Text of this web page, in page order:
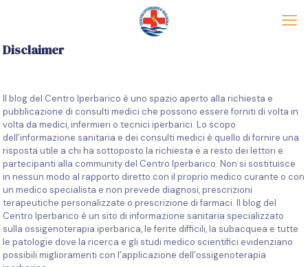
Disclaimer
Il blog del Centro Iperbarico è uno spazio aperto alla richiesta e
pubblicazione di consulti medici che possono essere forniti di volta in
volta da medici, infermieri o tecnici iperbarici. Lo scopo
dell’informazione sanitaria e dei consulti medici è quello di fornire una
risposta utile a chi ha sottoposto la richiesta e a resto dei lettori e
partecipanti alla community del Centro Iperbarico. Non si sostituisce
in nessun modo al rapporto diretto con il proprio medico curante o con
un medico specialista e non prevede diagnosi, prescrizioni
terapeutiche personalizzate o prescrizione di farmaci. Il blog del
Centro Iperbarico è un sito di informazione sanitaria specializzato
sulla ossigenoterapia iperbarica, le ferite difficili, la subacquea e tutte
le patologie dove la ricerca e gli studi medico scientifici evidenziano
possibili miglioramenti con l’applicazione dell’ossigenoterapia